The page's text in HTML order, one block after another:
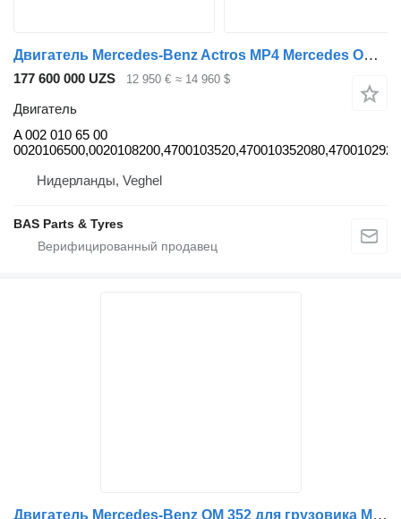
Двигатель Mercedes-Benz Actros MP4 Mercedes OM470.913 430 A 002 010 65 00 для грузовика
177 600 000 UZS 12 950 € ≈ 14 960 $
Двигатель
A 002 010 65 00
Нидерланды, Veghel
BAS Parts & Tyres
Двигатель Mercedes-Benz OM 352 для грузовика Mercedes-Benz OM 352: Chiuloasă, Vibrochen, Injectoare, Pompa Apă, Filtre